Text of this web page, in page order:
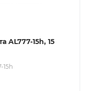
AL777-15h, 15
15h